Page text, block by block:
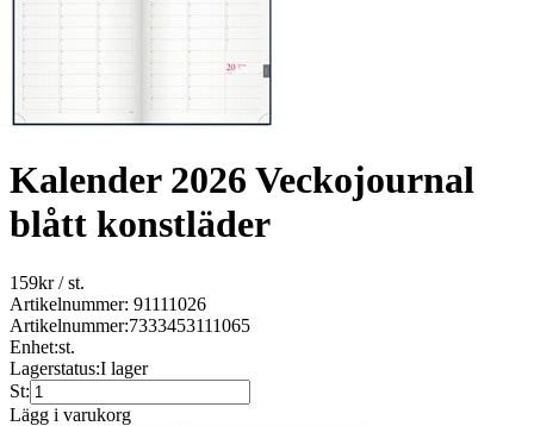
Kalender 2026 Veckojournal
blått konstläder
159kr/ st.
Artikelnummer: 91111026
Artikelnummer:7333453111065
Enhet:st.
Lagerstatus:I lager
St:
Lägg i varukorg